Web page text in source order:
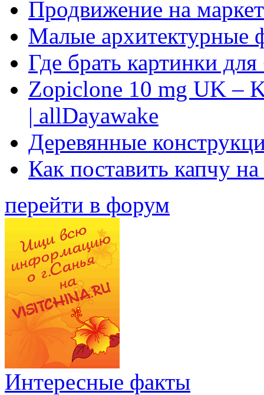
Продвижение на
Малые архитектурные
Где брать картинки
Zopiclone 10 mg UK –
| allDayawake
Деревянные
Как поставить капчу
перейти в форум
Интересные факты